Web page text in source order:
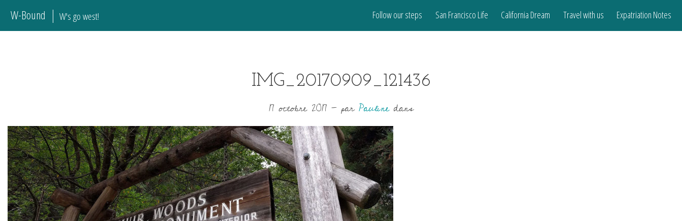
W-Bound W's go west! Follow our steps San Francisco Life California Dream Travel with us Expatriation Notes
IMG_20170909_121436
17 octobre 2017 -parPaulinedans